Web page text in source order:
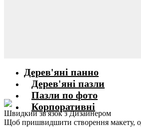
Дерев'яні панно
Дерев'яні пазли
Пазли по фото
Корпоративні
Швидкий зв'язок з Дизайнером
Щоб пришвидшити створення макету,